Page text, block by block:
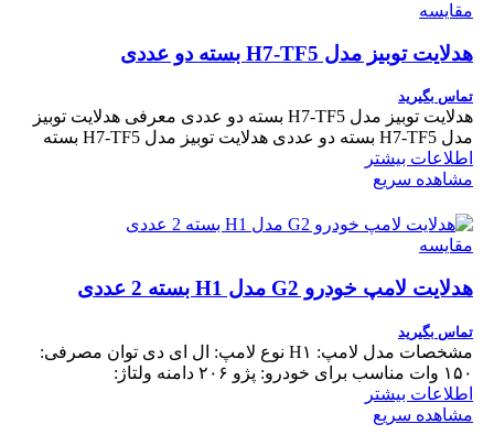
مقایسه
هدلایت توبیز مدل H7-TF5 بسته دو عددی
تماس بگیرید
هدلایت توبیز مدل H7-TF5 بسته دو عددی معرفی هدلایت توبیز
مدل H7-TF5 بسته دو عددی هدلایت توبیز مدل H7-TF5 بسته
اطلاعات بیشتر
مشاهده سریع
مقایسه
هدلایت لامپ خودرو G2 مدل H1 بسته 2 عددی
تماس بگیرید
مشخصات مدل لامپ: H۱ نوع لامپ: ال ای دی توان مصرفی:
۱۵۰ وات مناسب برای خودرو: پژو ۲۰۶ دامنه ولتاژ:
اطلاعات بیشتر
مشاهده سریع